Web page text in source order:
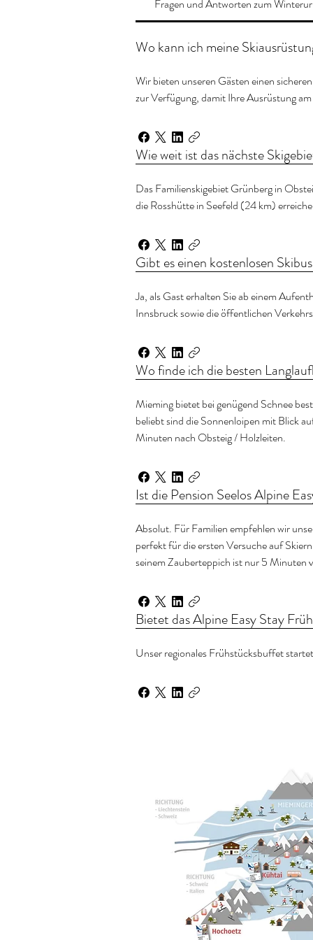
Fragen und Antworten zum
Wo kann ich meine
Wir bieten unseren Gästen einen
zur Verfügung, damit Ihre Ausrüstung
Wie weit ist das nächste
Das Familienskigebiet Grünberg in
die Rosshütte in Seefeld (24 km)
Gibt es einen kostenlosen
Ja, als Gast erhalten Sie ab einem
Innsbruck sowie die öffentlichen
Wo finde ich die besten
Mieming bietet bei genügend Schnee
beliebt sind die Sonnenloipen mit Blick
Minuten nach Obsteig / Holzleiten.
Ist die Pension Seelos Alpine
Absolut. Für Familien empfehlen wir
perfekt für die ersten Versuche auf
seinem Zauberteppich ist nur 5 Minuten
Bietet das Alpine Easy Stay
Unser regionales Frühstücksbuffet